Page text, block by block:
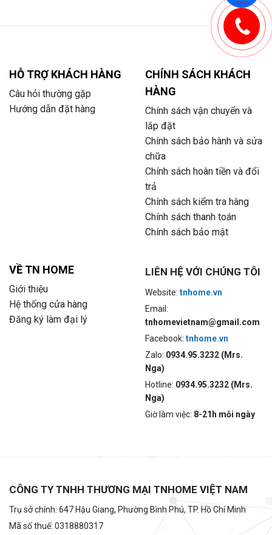
HỖ TRỢ KHÁCH HÀNG
Câu hỏi thường gặp
Hướng dẫn đặt hàng
CHÍNH SÁCH KHÁCH
HÀNG
Chính sách vận chuyển và
lắp đặt
Chính sách bảo hành và sửa
chữa
Chính sách hoàn tiền và đổi
trả
Chính sách kiểm tra hàng
Chính sách thanh toán
Chính sách bảo mật
VỀ TN HOME
Giới thiệu
Hệ thống cửa hàng
Đăng ký làm đại lý
LIÊN HỆ VỚI CHÚNG TÔI
Website: tnhome.vn
Email:
tnhomevietnam@gmail.com
Facebook: tnhome.vn
Zalo: 0934.95.3232 (Mrs.
Nga)
Hotline: 0934.95.3232 (Mrs.
Nga)
Giờ làm việc: 8-21h mỗi ngày
CÔNG TY TNHH THƯƠNG MẠI TNHOME VIỆT NAM
Trụ sở chính: 647 Hậu Giang, Phường Bình Phú, TP. Hồ Chí Minh
Mã số thuế: 0318880317